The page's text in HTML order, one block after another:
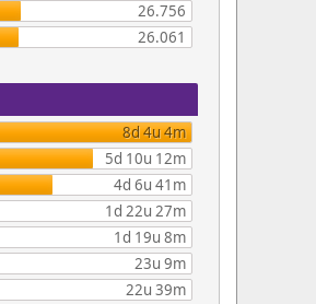
26.756
26.061
8d 4u 4m
5d 10u 12m
4d 6u 41m
1d 22u 27m
1d 19u 8m
23u 9m
22u 39m